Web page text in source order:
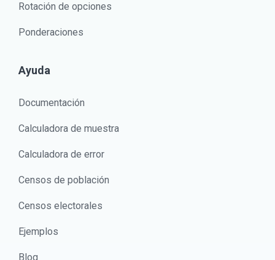
Rotación de opciones
Ponderaciones
Ayuda
Documentación
Calculadora de muestra
Calculadora de error
Censos de población
Censos electorales
Ejemplos
Blog